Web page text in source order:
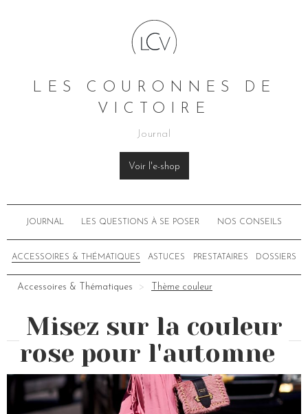
LES COURONNES DE
VICTOIRE
Journal
Voir l'e-shop
JOURNAL LES QUESTIONS À SE POSER NOS CONSEILS
ACCESSOIRES & THÉMATIQUES ASTUCES PRESTATAIRES DOSSIERS
Accessoires & Thématiques Thème couleur
Misez sur la couleur
rose pour l'automne